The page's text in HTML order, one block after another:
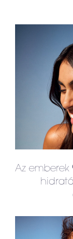
Az emberek